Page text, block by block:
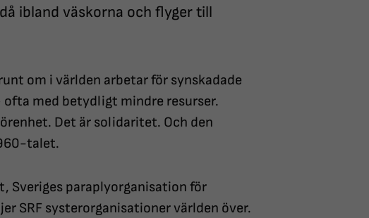
ibland väskorna och flyger till
om i världen arbetar för synskadade
med betydligt mindre resurser.
Det är solidaritet. Och den
talet.
Sveriges paraplyorganisation för
SRF systerorganisationer världen över.